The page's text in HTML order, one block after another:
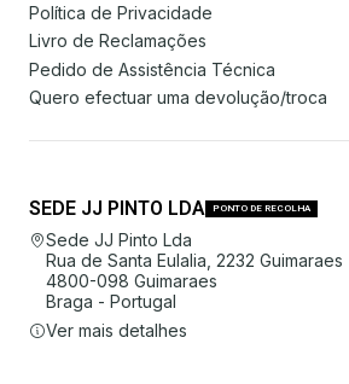
Política de Privacidade
Livro de Reclamações
Pedido de Assistência Técnica
Quero efectuar uma devolução/troca
SEDE JJ PINTO LDA PONTO DE RECOLHA
Sede JJ Pinto Lda
Rua de Santa Eulalia, 2232 Guimaraes
4800-098 Guimaraes
Braga - Portugal
Ver mais detalhes